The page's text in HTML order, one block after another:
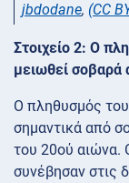
jbdodane, (CC
Στοιχείο 2: Ο
μειωθεί σοβαρά
Ο πληθυσμός
σημαντικά από
του 20ού αιώνα.
συνέβησαν στις